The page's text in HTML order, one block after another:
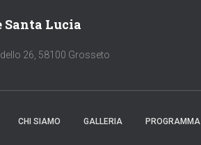
Santa Lucia
26, 58100 Grosseto
CHI SIAMO GALLERIA PROGRAMMA